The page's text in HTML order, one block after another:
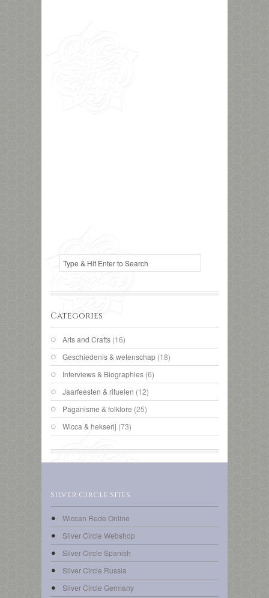
Categories
Arts and Crafts (16)
Geschiedenis & wetenschap (18)
Interviews & Biographies (6)
Jaarfeesten & rituelen (12)
Paganisme & folklore (25)
Wicca & hekserij (73)
Silver Circle Sites
Wiccan Rede Online
Silver Circle Webshop
Silver Circle Spanish
Silver Circle Russia
Silver Circle Germany